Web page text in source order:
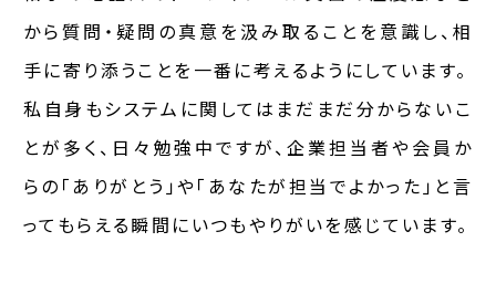
から質問・疑問の真意を汲み取ることを意識し、相
手に寄り添うことを一番に考えるようにしています。
私自身もシステムに関してはまだまだ分からないこ
とが多く、日々勉強中ですが、企業担当者や会員か
らの「ありがとう」や「あなたが担当でよかった」と言
ってもらえる瞬間にいつもやりがいを感じています。